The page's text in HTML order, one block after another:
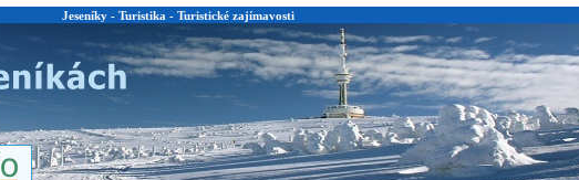
Jeseníky - Turistika - Turistické zajímavosti